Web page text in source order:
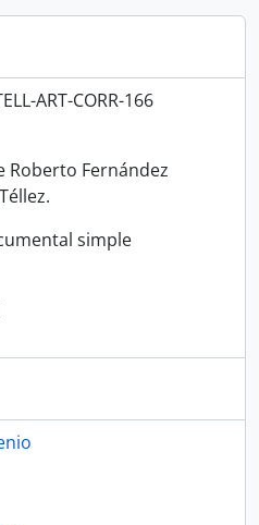
ART-CORR-166
Roberto Fernández
simple